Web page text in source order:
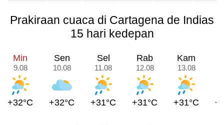
Prakiraan cuaca di Cartagena de Indias
15 hari kedepan
Min
9.08
+32°C
Sen
10.08
+32°C
Sel
11.08
+31°C
Rab
12.08
+31°C
Kam
13.08
+31°C